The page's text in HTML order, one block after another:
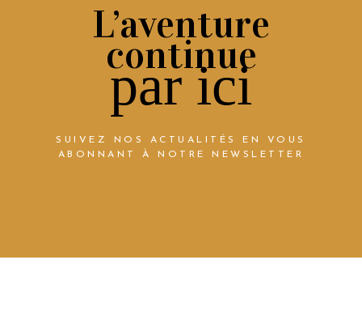
L’aventure
continue
par ici
SUIVEZ NOS ACTUALITÉS EN VOUS
ABONNANT À NOTRE NEWSLETTER